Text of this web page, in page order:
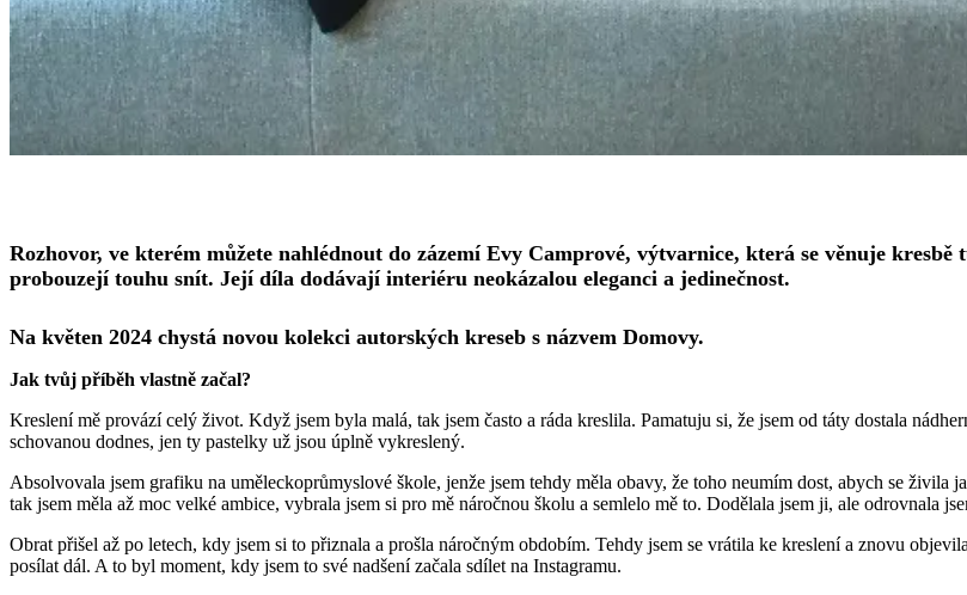
Rozhovor, ve kterém můžete nahlédnout do zázemí Evy Camprové, výtvarnice, která se věnuje
probouzejí touhu snít. Její díla dodávají interiéru neokázalou eleganci a jedinečnost.
Na květen 2024 chystá novou kolekci autorských kreseb s názvem Domovy.
Jak tvůj příběh vlastně začal?
Kreslení mě provází celý život. Když jsem byla malá, tak jsem často a ráda kreslila. Pamatuju si, že jsem od táty dostala
schovanou dodnes, jen ty pastelky už jsou úplně vykreslený.
Absolvovala jsem grafiku na uměleckoprůmyslové škole, jenže jsem tehdy měla obavy, že toho neumím dost, abych se
tak jsem měla až moc velké ambice, vybrala jsem si pro mě náročnou školu a semlelo mě to. Dodělala jsem ji, ale odrovnala
Obrat přišel až po letech, kdy jsem si to přiznala a prošla náročným obdobím. Tehdy jsem se vrátila ke kreslení a znovu
posílat dál. A to byl moment, kdy jsem to své nadšení začala sdílet na Instagramu.